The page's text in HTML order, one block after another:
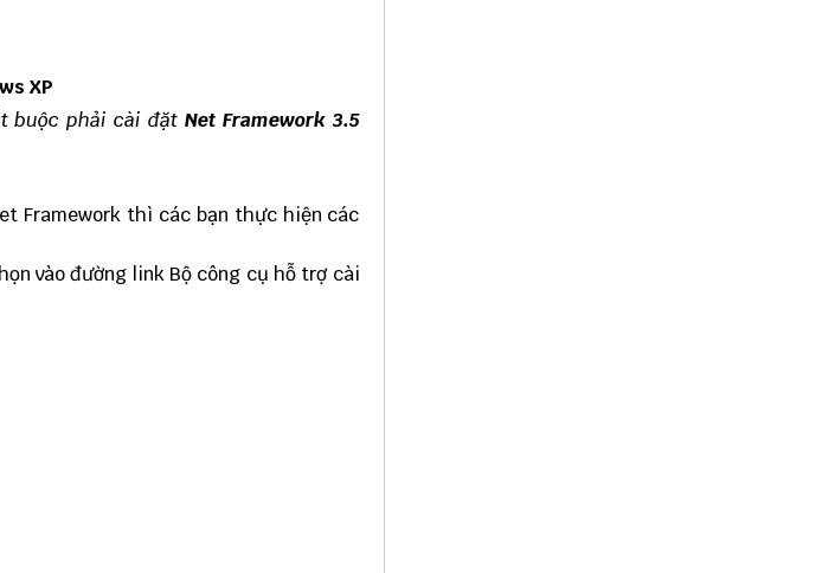
XP
buộc phải cài đặt Net Framework 3.5
Framework thì các bạn thực hiện các
vào đường link Bộ công cụ hỗ trợ cài